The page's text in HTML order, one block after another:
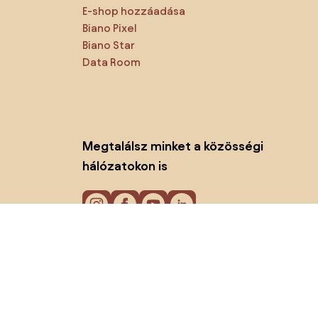
E-shop hozzáadása
Biano Pixel
Biano Star
Data Room
Megtalálsz minket a közösségi
hálózatokon is